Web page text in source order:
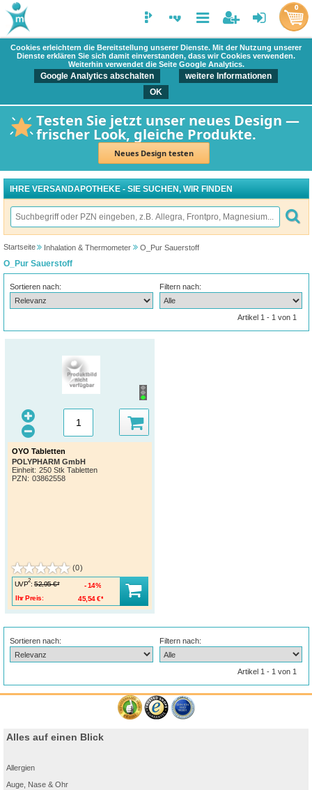
Cookies erleichtern die Bereitstellung unserer Dienste. Mit der Nutzung unserer
Dienste erklären Sie sich damit einverstanden, dass wir Cookies verwenden.
Weiterhin verwendet die Seite Google Analytics.
Google Analytics abschalten
weitere Informationen
OK
Testen Sie jetzt unser neues Design —
frischer Look, gleiche Produkte.
Neues Design testen
0
IHRE VERSANDAPOTHEKE - SIE SUCHEN, WIR FINDEN
Startseite Inhalation & Thermometer O_Pur Sauerstoff
O_Pur Sauerstoff
Sortieren nach: Filtern nach:
Artikel 1 - 1 von 1
OYO Tabletten
POLYPHARM GmbH
Einheit: 250 Stk Tabletten
PZN : 03862558
(0)
UVP
2
: 52,95 €*
Ihr Preis:
45,54 €*
14%
Sortieren nach: Filtern nach:
Artikel 1 - 1 von 1
Alles auf einen Blick
Allergien
Auge, Nase & Ohr